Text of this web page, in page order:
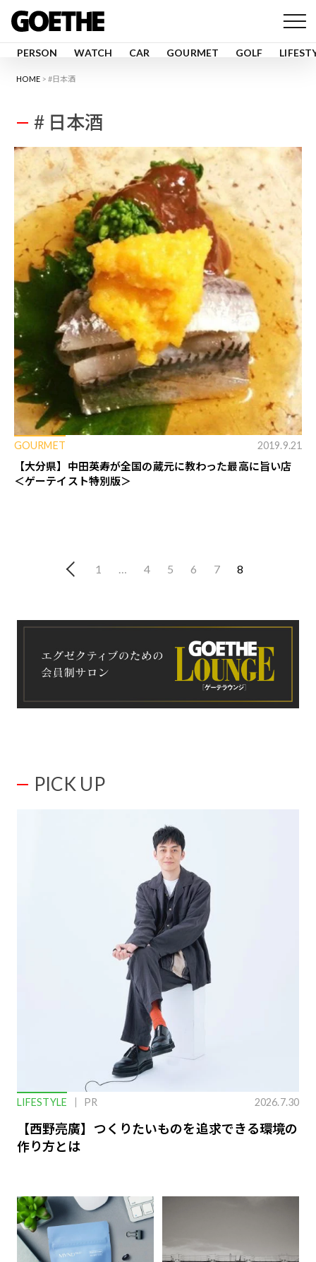
PERSON WATCH CAR GOURMET GOLF
HOME #日本酒
# 日本酒
GOURMET 2019.9.21
【大分県】中田英寿が全国の蔵元に教わった最高に旨い店
＜ゲーテイスト特別版＞
1 … 4 5 6 7 8
PICK UP
LIFESTYLE PR 2026.7.30
【西野亮廣】つくりたいものを追求できる環境の
作り方とは